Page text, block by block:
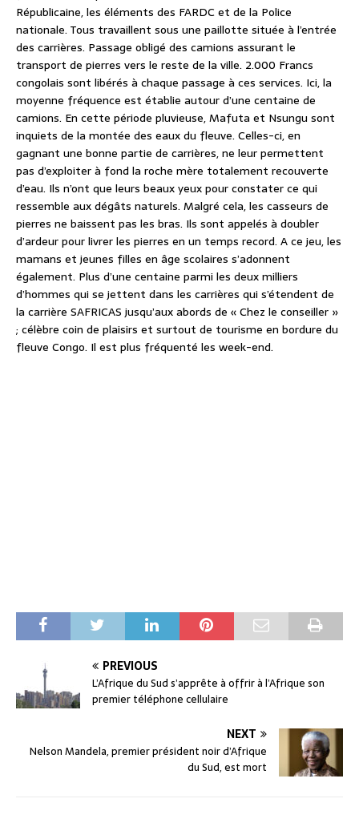
Républicaine, les éléments des FARDC et de la Police
nationale. Tous travaillent sous une paillotte située à l’entrée
des carrières. Passage obligé des camions assurant le
transport de pierres vers le reste de la ville. 2.000 Francs
congolais sont libérés à chaque passage à ces services. Ici, la
moyenne fréquence est établie autour d’une centaine de
camions. En cette période pluvieuse, Mafuta et Nsungu sont
inquiets de la montée des eaux du fleuve. Celles-ci, en
gagnant une bonne partie de carrières, ne leur permettent
pas d’exploiter à fond la roche mère totalement recouverte
d’eau. Ils n’ont que leurs beaux yeux pour constater ce qui
ressemble aux dégâts naturels. Malgré cela, les casseurs de
pierres ne baissent pas les bras. Ils sont appelés à doubler
d’ardeur pour livrer les pierres en un temps record. A ce jeu, les
mamans et jeunes filles en âge scolaires s’adonnent
également. Plus d’une centaine parmi les deux milliers
d’hommes qui se jettent dans les carrières qui s’étendent de
la carrière SAFRICAS jusqu’aux abords de « Chez le conseiller »
; célèbre coin de plaisirs et surtout de tourisme en bordure du
fleuve Congo. Il est plus fréquenté les week-end.
PREVIOUS
L’Afrique du Sud s’apprête à offrir à l’Afrique son
premier téléphone cellulaire
NEXT
Nelson Mandela, premier président noir d’Afrique
du Sud, est mort